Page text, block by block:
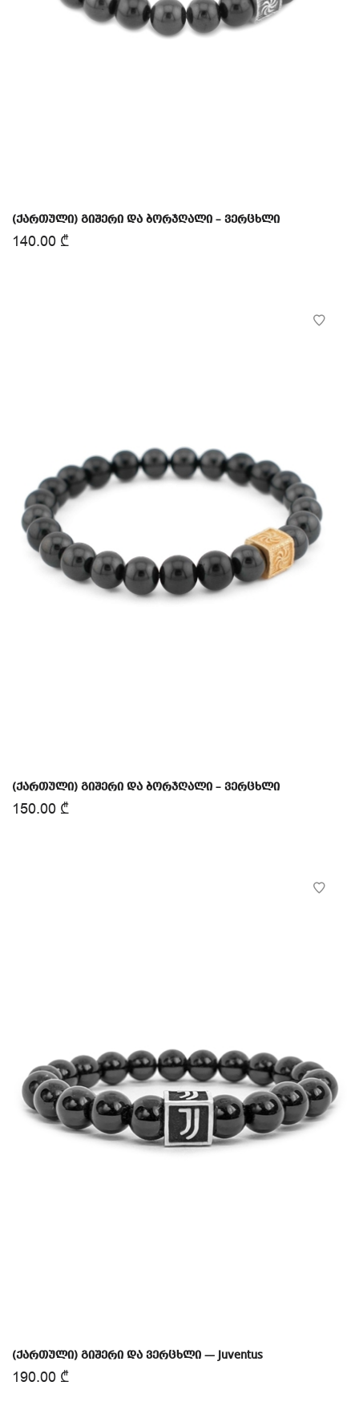
(ქართული) გიშერი და ბორჯღალი – ვერცხლი
140.00 ₾
(ქართული) გიშერი და ბორჯღალი – ვერცხლი
150.00 ₾
(ქართული) გიშერი და ვერცხლი — Juventus
190.00 ₾